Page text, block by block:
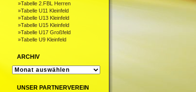
»Tabelle 2.FBL Herren
»Tabelle U11 Kleinfeld
»Tabelle U13 Kleinfeld
»Tabelle U15 Kleinfeld
»Tabelle U17 Großfeld
»Tabelle U9 Kleinfeld
ARCHIV
ARCHIV
UNSER PARTNERVEREIN